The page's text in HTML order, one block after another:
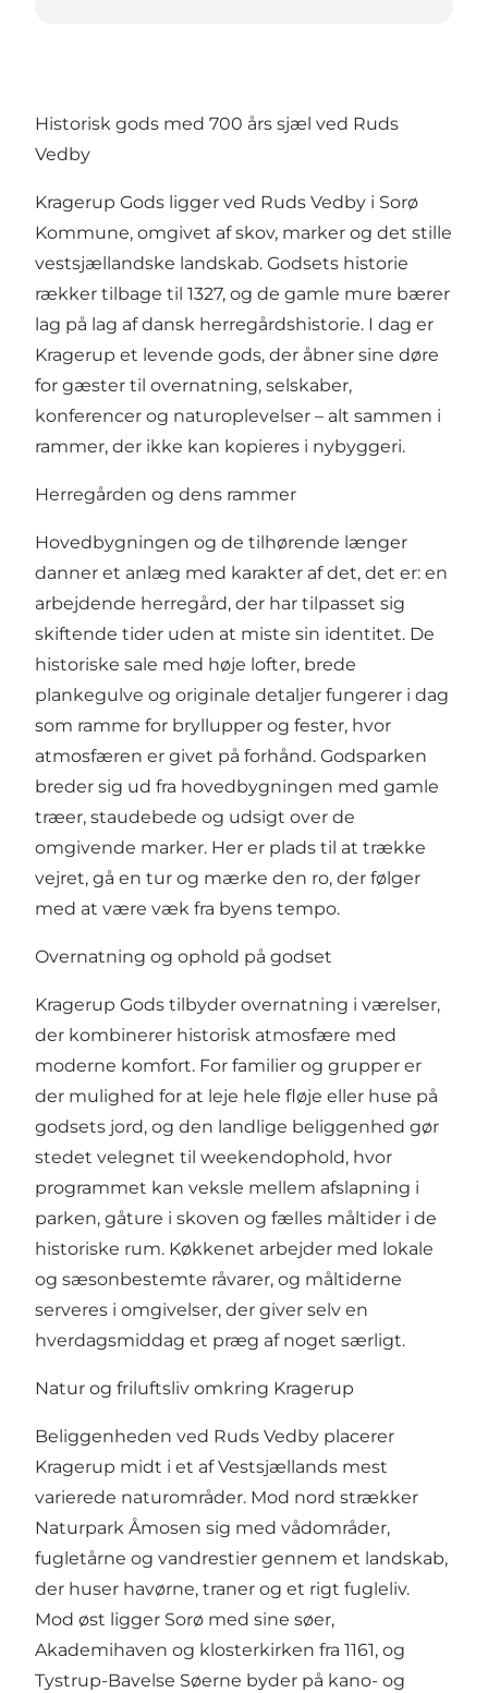
Historisk gods med 700 års sjæl ved Ruds
Vedby
Kragerup Gods ligger ved Ruds Vedby i Sorø
Kommune, omgivet af skov, marker og det stille
vestsjællandske landskab. Godsets historie
rækker tilbage til 1327, og de gamle mure bærer
lag på lag af dansk herregårdshistorie. I dag er
Kragerup et levende gods, der åbner sine døre
for gæster til overnatning, selskaber,
konferencer og naturoplevelser – alt sammen i
rammer, der ikke kan kopieres i nybyggeri.
Herregården og dens rammer
Hovedbygningen og de tilhørende længer
danner et anlæg med karakter af det, det er: en
arbejdende herregård, der har tilpasset sig
skiftende tider uden at miste sin identitet. De
historiske sale med høje lofter, brede
plankegulve og originale detaljer fungerer i dag
som ramme for bryllupper og fester, hvor
atmosfæren er givet på forhånd. Godsparken
breder sig ud fra hovedbygningen med gamle
træer, staudebede og udsigt over de
omgivende marker. Her er plads til at trække
vejret, gå en tur og mærke den ro, der følger
med at være væk fra byens tempo.
Overnatning og ophold på godset
Kragerup Gods tilbyder overnatning i værelser,
der kombinerer historisk atmosfære med
moderne komfort. For familier og grupper er
der mulighed for at leje hele fløje eller huse på
godsets jord, og den landlige beliggenhed gør
stedet velegnet til weekendophold, hvor
programmet kan veksle mellem afslapning i
parken, gåture i skoven og fælles måltider i de
historiske rum. Køkkenet arbejder med lokale
og sæsonbestemte råvarer, og måltiderne
serveres i omgivelser, der giver selv en
hverdagsmiddag et præg af noget særligt.
Natur og friluftsliv omkring Kragerup
Beliggenheden ved Ruds Vedby placerer
Kragerup midt i et af Vestsjællands mest
varierede naturområder. Mod nord strækker
Naturpark Åmosen sig med vådområder,
fugletårne og vandrestier gennem et landskab,
der huser havørne, traner og et rigt fugleliv.
Mod øst ligger Sorø med sine søer,
Akademihaven og klosterkirken fra 1161, og
Tystrup-Bavelse Søerne byder på kano- og